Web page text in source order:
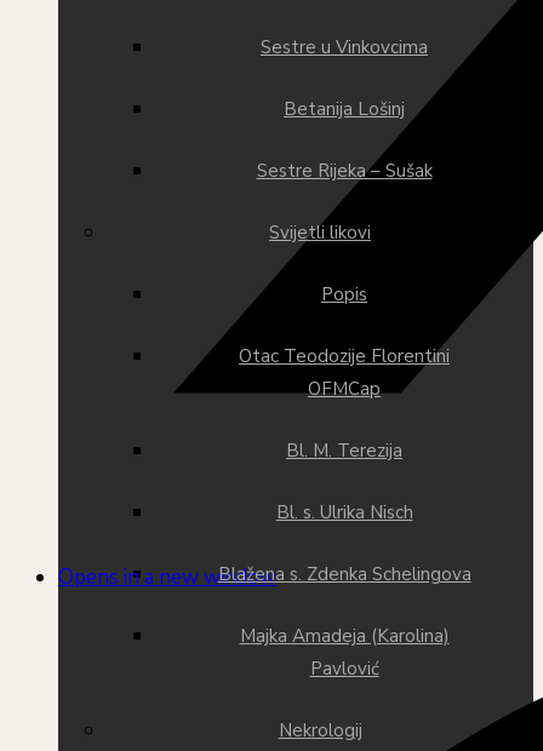
Sestre u Vinkovcima
Betanija Lošinj
Sestre Rijeka – Sušak
Svijetli likovi
Popis
Otac Teodozije Florentini
OFMCap
Bl. M. Terezija
Bl. s. Ulrika Nisch
Blažena s. Zdenka Schelingova
Majka Amadeja (Karolina)
Pavlović
Nekrologij
Opens in a new window